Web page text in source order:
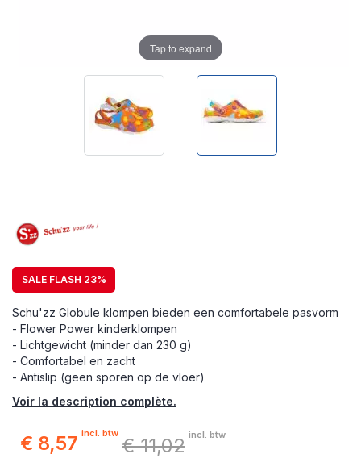
SALE FLASH 23%
Schu'zz Globule klompen bieden een comfortabele pasvorm
- Flower Power kinderklompen
- Lichtgewicht (minder dan 230 g)
- Comfortabel en zacht
- Antislip (geen sporen op de vloer)
Voir la description complète.
Speciale
€ 8,57 incl. btw
€ 11,02 incl. btw
Tap to expand